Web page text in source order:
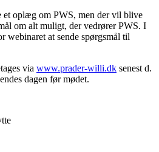
oplæg om PWS, men der vil blive
om alt muligt, der vedrører PWS. I
webinaret at sende spørgsmål til
via www.prader-willi.dk senest d.
dagen før mødet.